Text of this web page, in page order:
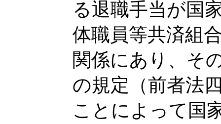
る退職手当が国
体職員等共済組
関係にあり、そ
の規定（前者法
ことによって国